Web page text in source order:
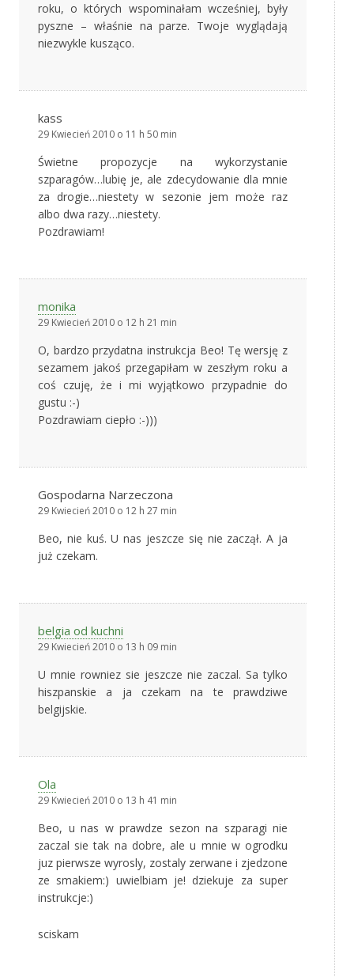
roku, o których wspominałam wcześniej, były
pyszne – właśnie na parze. Twoje wyglądają
niezwykle kusząco.
kass
29 Kwiecień 2010 o 11 h 50 min
Świetne propozycje na wykorzystanie
szparagów…lubię je, ale zdecydowanie dla mnie
za drogie…niestety w sezonie jem może raz
albo dwa razy…niestety.
Pozdrawiam!
monika
29 Kwiecień 2010 o 12 h 21 min
O, bardzo przydatna instrukcja Beo! Tę wersję z
sezamem jakoś przegapiłam w zeszłym roku a
coś czuję, że i mi wyjątkowo przypadnie do
gustu :-)
Pozdrawiam ciepło :-)))
Gospodarna Narzeczona
29 Kwiecień 2010 o 12 h 27 min
Beo, nie kuś. U nas jeszcze się nie zaczął. A ja
już czekam.
belgia od kuchni
29 Kwiecień 2010 o 13 h 09 min
U mnie rowniez sie jeszcze nie zaczal. Sa tylko
hiszpanskie a ja czekam na te prawdziwe
belgijskie.
Ola
29 Kwiecień 2010 o 13 h 41 min
Beo, u nas w prawdze sezon na szparagi nie
zaczal sie tak na dobre, ale u mnie w ogrodku
juz pierwsze wyrosly, zostaly zerwane i zjedzone
ze smakiem:) uwielbiam je! dziekuje za super
instrukcje:)
sciskam